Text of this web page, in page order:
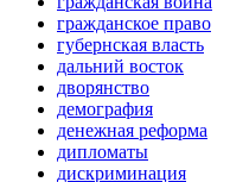
гражданское право
губернская власть
дальний восток
дворянство
демография
денежная реформа
дипломаты
дискриминация